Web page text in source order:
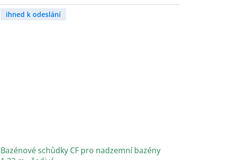
ihned k odeslání
Bazénové schůdky CF pro nadzemní bazény